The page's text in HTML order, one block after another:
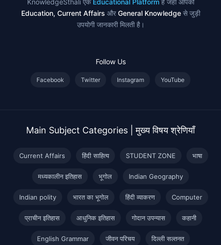
KnowledgeSthali एक Educational Platformहै जहाँ आपको
Education, Current Affairs और General Knowledgeसे जुड़ी
उपयोगी जानकारी मिलती है।
Follow Us
Facebook Twitter Instagram YouTube
Main Subject Categories | मुख्य विषय श्रेणियाँ
Current Affairs हिंदी साहित्य STUDENT ZONE भाषा
मध्यकालीन इतिहास भूगोल Indian Geography
Indian polity भारत का भूगोल हिंदी व्याकरण Computer
प्राचीन इतिहास आधुनिक इतिहास गोदान उपन्यास कहानी
English Grammar जीवन परिचय दिल्ली सल्तनत